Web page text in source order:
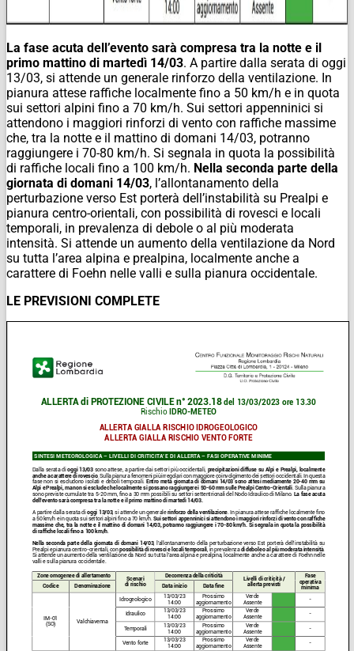
La fase acuta dell’evento sarà compresa tra la notte e il
primo mattino di martedì 14/03. A partire dalla serata di oggi
13/03, si attende un generale rinforzo della ventilazione. In
pianura attese raffiche localmente fino a 50 km/h e in quota
sui settori alpini fino a 70 km/h. Sui settori appenninici si
attendono i maggiori rinforzi di vento con raffiche massime
che, tra la notte e il mattino di domani 14/03, potranno
raggiungere i 70-80 km/h. Si segnala in quota la possibilità
di raffiche locali fino a 100 km/h. Nella seconda parte della
giornata di domani 14/03, l’allontanamento della
perturbazione verso Est porterà dell’instabilità su Prealpi e
pianura centro-orientali, con possibilità di rovesci e locali
temporali, in prevalenza di debole o al più moderata
intensità. Si attende un aumento della ventilazione da Nord
su tutta l’area alpina e prealpina, localmente anche a
carattere di Foehn nelle valli e sulla pianura occidentale.
LE PREVISIONI COMPLETE